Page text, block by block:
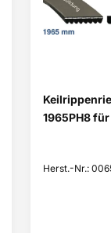
1965PH8
Herst.-Nr.: